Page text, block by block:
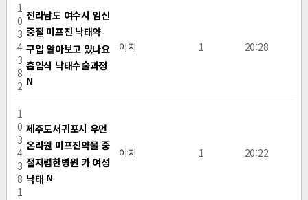
1
0
3
4
3
8
2
전라남도 여수시 임신
중절 미프진 낙태약
구입 알아보고 있나요
흡입식 낙­태수술과정
N
이지 1 20:28
1
0
3
4
3
8
1
제주도서귀포시 우먼
온리원 미프진약물 중
절저렴한병원 카 여성
낙­태 N
이지 1 20:22